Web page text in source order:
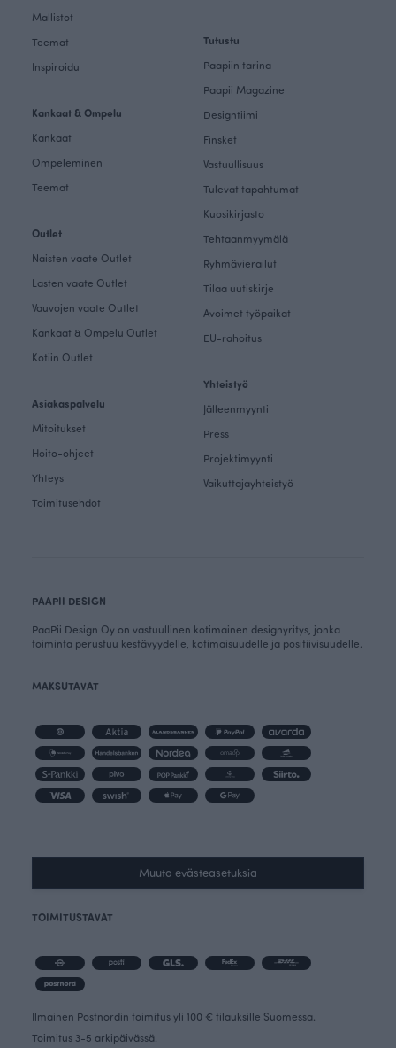
Mallistot
Teemat
Inspiroidu
Kankaat & Ompelu
Kankaat
Ompeleminen
Teemat
Outlet
Naisten vaate Outlet
Lasten vaate Outlet
Vauvojen vaate Outlet
Kankaat & Ompelu Outlet
Kotiin Outlet
Asiakaspalvelu
Mitoitukset
Hoito-ohjeet
Yhteys
Toimitusehdot
Tutustu
Paapiin tarina
Paapii Magazine
Designtiimi
Finsket
Vastuullisuus
Tulevat tapahtumat
Kuosikirjasto
Tehtaanmyymälä
Ryhmävierailut
Tilaa uutiskirje
Avoimet työpaikat
EU-rahoitus
Yhteistyö
Jälleenmyynti
Press
Projektimyynti
Vaikuttajayhteistyö
PAAPII DESIGN
PaaPii Design Oy on vastuullinen kotimainen designyritys, jonka
toiminta perustuu kestävyydelle, kotimaisuudelle ja positiivisuudelle.
MAKSUTAVAT
Muuta evästeasetuksia
TOIMITUSTAVAT
Ilmainen Postnordin toimitus yli 100 € tilauksille Suomessa.
Toimitus 3-5 arkipäivässä.